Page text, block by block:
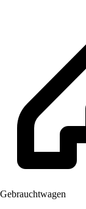
Gebrauchtwagen